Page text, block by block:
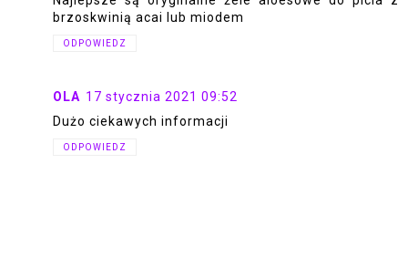
brzoskwinią acai lub miodem
ODPOWIEDZ
OLA 17 stycznia 2021 09:52
Dużo ciekawych informacji
ODPOWIEDZ